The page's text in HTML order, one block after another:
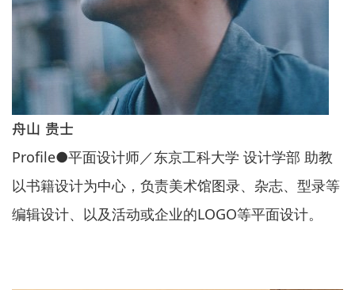
舟山 贵士
Profile●平面设计师／东京工科大学 设计学部 助教
以书籍设计为中心，负责美术馆图录、杂志、型录等
编辑设计、以及活动或企业的LOGO等平面设计。